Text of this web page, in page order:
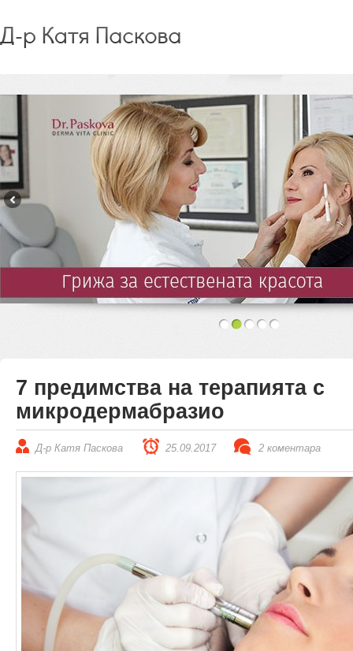
7 предимства на терапията с
микродермабразио
Д-р Катя Паскова 25.09.2017 2 коментара